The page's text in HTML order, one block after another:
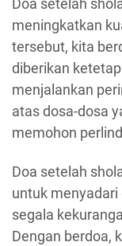
Doa setelah
meningkatkan
tersebut, kita
diberikan
menjalankan
atas dosa-dosa
memohon
Doa setelah
untuk
segala
Dengan berdoa,